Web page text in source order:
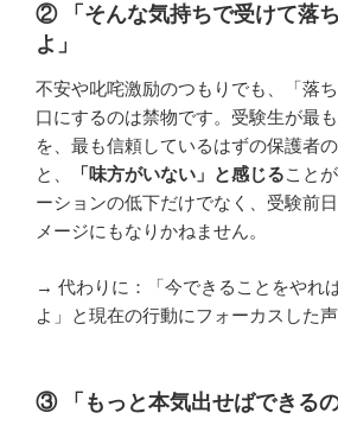
② 「そんな気持ちで受けて落
よ」
不安や叱咤激励のつもりでも、「落
口にするのは禁物です。受験生が最
を、最も信頼しているはずの保護者
と、
「味方がいない」と感じること
ーションの低下だけでなく、受験前
メージにもなりかねません。
→ 代わりに：「今できることをやれ
よ」と現在の行動にフォーカスした声
③ 「もっと本気出せばできるの